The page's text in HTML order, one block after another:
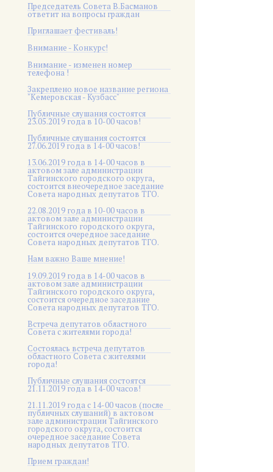
Председатель Совета В.Басманов
ответит на вопросы граждан
Приглашает фестиваль!
Внимание - Конкурс!
Внимание - изменен номер
телефона !
Закреплено новое название региона
"Кемеровская - Кузбасс"
Публичные слушания состоятся
23.05.2019 года в 10-00 часов!
Публичные слушания состоятся
27.06.2019 года в 14-00 часов!
13.06.2019 года в 14-00 часов в
актовом зале администрации
Тайгинского городского округа,
состоится внеочередное заседание
Совета народных депутатов ТГО.
22.08.2019 года в 10-00 часов в
актовом зале администрации
Тайгинского городского округа,
состоится очередное заседание
Совета народных депутатов ТГО.
Нам важно Ваше мнение!
19.09.2019 года в 14-00 часов в
актовом зале администрации
Тайгинского городского округа,
состоится очередное заседание
Совета народных депутатов ТГО.
Встреча депутатов областного
Совета с жителями города!
Состоялась встреча депутатов
областного Совета с жителями
города!
Публичные слушания состоятся
21.11.2019 года в 14-00 часов!
21.11.2019 года с 14-00 часов (после
публичных слушаний) в актовом
зале администрации Тайгинского
городского округа, состоится
очередное заседание Совета
народных депутатов ТГО.
Прием граждан!